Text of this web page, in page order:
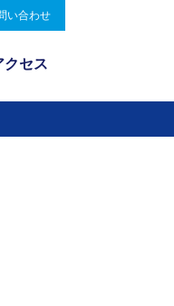
い合わせ
クセス